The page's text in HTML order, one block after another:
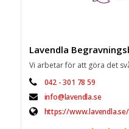
Lavendla
Vi arbetar för att göra det
042 - 301 78 59
info@lavendla.se
https://www.lavendla.se/